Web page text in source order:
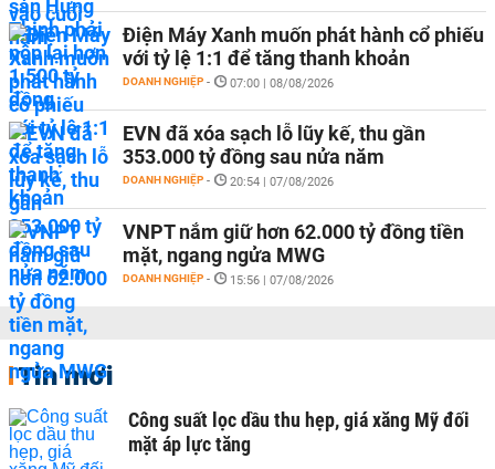
Điện Máy Xanh muốn phát hành cổ phiếu
với tỷ lệ 1:1 để tăng thanh khoản
DOANH NGHIỆP - 07:00 | 08/08/2026
EVN đã xóa sạch lỗ lũy kế, thu gần
353.000 tỷ đồng sau nửa năm
DOANH NGHIỆP - 20:54 | 07/08/2026
VNPT nắm giữ hơn 62.000 tỷ đồng tiền
mặt, ngang ngửa MWG
DOANH NGHIỆP - 15:56 | 07/08/2026
Tin mới
Công suất lọc dầu thu hẹp, giá xăng Mỹ đối
mặt áp lực tăng